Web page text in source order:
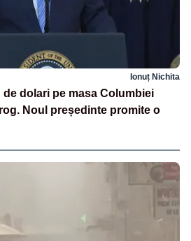
Ionuț Nichita
dolari pe masa Columbiei
Noul președinte promite o